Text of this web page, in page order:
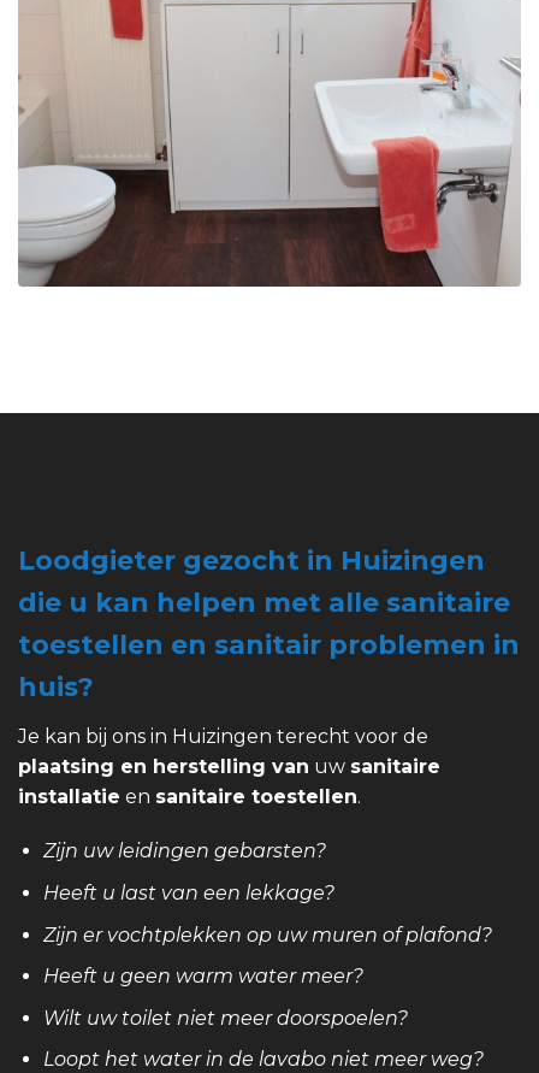
Loodgieter gezocht in Huizingen
die u kan helpen met alle sanitaire
toestellen en sanitair problemen in
huis?
Je kan bij ons in Huizingen terecht voor de
plaatsing en herstelling van uw sanitaire
installatie en sanitaire toestellen.
Zijn uw leidingen gebarsten?
Heeft u last van een lekkage?
Zijn er vochtplekken op uw muren of plafond?
Heeft u geen warm water meer?
Wilt uw toilet niet meer doorspoelen?
Loopt het water in de lavabo niet meer weg?